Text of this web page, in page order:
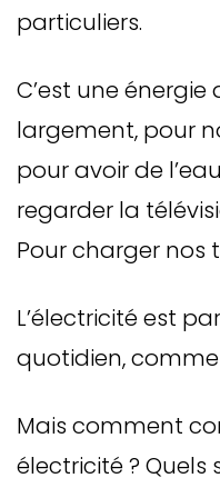
particuliers.
C’est une
largement, pour
pour avoir de
regarder la
Pour charger nos
L’électricité est
quotidien,
Mais comment
électricité ? Quels